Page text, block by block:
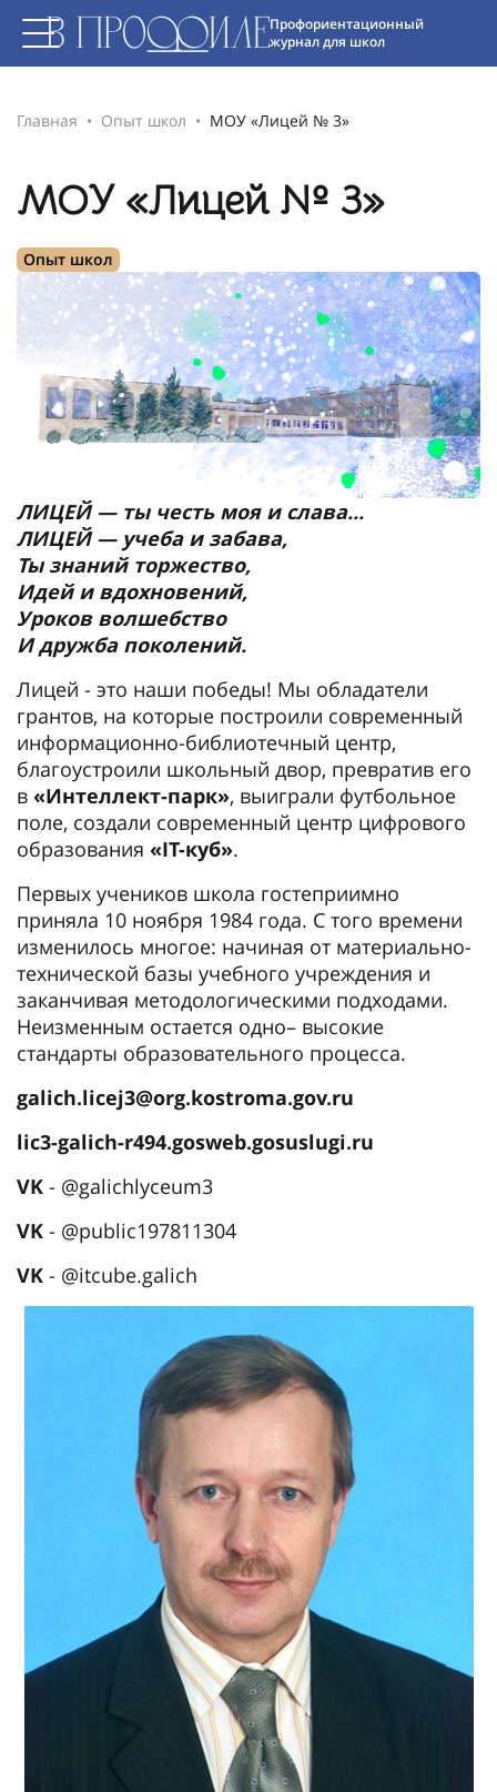
Профориентационный
журнал для школ
Главная Опыт школ МОУ «Лицей № 3»
МОУ «Лицей № 3»
Опыт школ
ЛИЦЕЙ — ты честь моя и слава...
ЛИЦЕЙ — учеба и забава,
Ты знаний торжество,
Идей и вдохновений,
Уроков волшебство
И дружба поколений.
Лицей - это наши победы! Мы обладатели
грантов, на которые построили современный
информационно-библиотечный центр,
благоустроили школьный двор, превратив его
в «Интеллект-парк», выиграли футбольное
поле, создали современный центр цифрового
образования «IT-куб».
Первых учеников школа гостеприимно
приняла 10 ноября 1984 года. С того времени
изменилось многое: начиная от материально-
технической базы учебного учреждения и
заканчивая методологическими подходами.
Неизменным остается одно– высокие
стандарты образовательного процесса.
galich.licej3@org.kostroma.gov.ru
lic3-galich-r494.gosweb.gosuslugi.ru
VK - @galichlyceum3
VK - @public197811304
VK - @itcube.galich